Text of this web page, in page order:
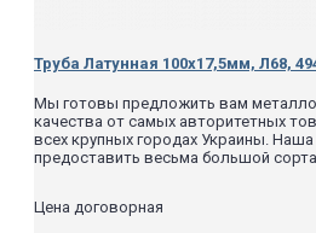
Труба Латунная 100х17,5мм, Л68,
Мы готовы предложить вам
качества от самых авторитетных
всех крупных городах Украины.
предоставить весьма большой
Цена договорная